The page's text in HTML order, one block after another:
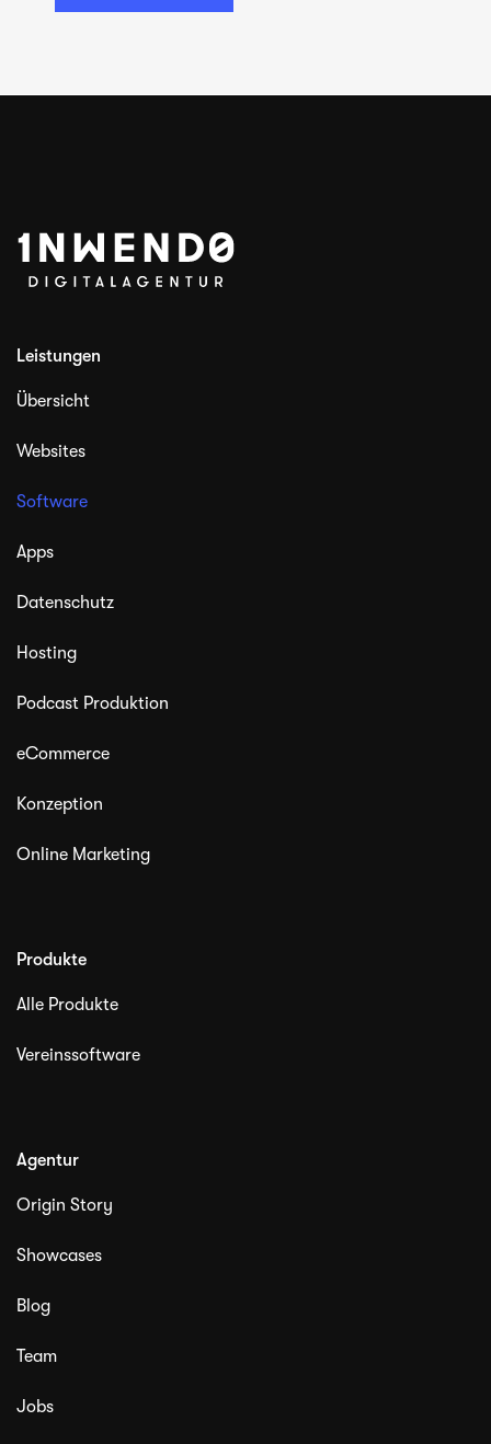
Leistungen
Übersicht
Websites
Software
Apps
Datenschutz
Hosting
Podcast Produktion
eCommerce
Konzeption
Online Marketing
Produkte
Alle Produkte
Vereinssoftware
Agentur
Origin Story
Showcases
Blog
Team
Jobs